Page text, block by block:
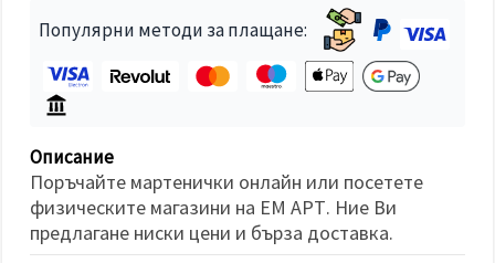
бутона
"Запази"
Приеми
всички
Настройки
на
бисквитките
Популярни методи за плащане:
Описание
Поръчайте мартенички онлайн или посетете
физическите магазини на ЕМ АРТ. Ние Ви
предлагане ниски цени и бърза доставка.